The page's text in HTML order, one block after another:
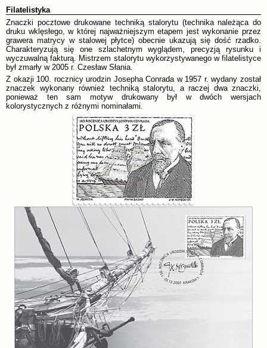
Filatelistyka
Znaczki pocztowe drukowane techniką stalorytu (technika należąca do
druku wklęsłego, w której najważniejszym etapem jest wykonanie przez
grawera matrycy w stalowej płytce) obecnie ukazują się dość rzadko.
Charakteryzują się one szlachetnym wyglądem, precyzją rysunku i
wyczuwalną fakturą. Mistrzem stalorytu wykorzystywanego w filatelistyce
był zmarły w 2005 r. Czesław Słania.
Z okazji 100. rocznicy urodzin Josepha Conrada w 1957 r. wydany został
znaczek wykonany również techniką stalorytu, a raczej dwa znaczki,
ponieważ ten sam motyw drukowany był w dwóch wersjach
kolorystycznych z różnymi nominałami.